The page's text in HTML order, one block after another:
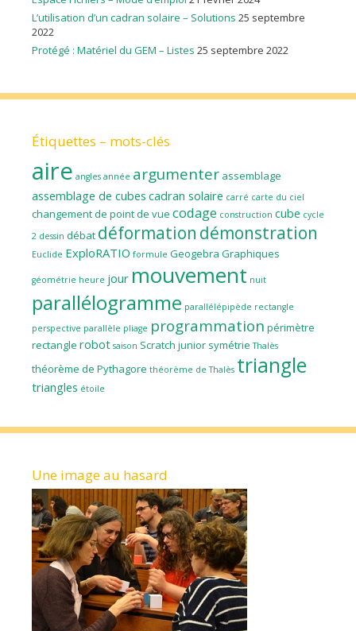
L’utilisation d’un cadran solaire – Solutions 25 septembre
2022
Protégé : Matériel du GEM – Listes 25 septembre 2022
Étiquettes – mots-clés
aire angles année argumenter assemblage
assemblage de cubes cadran solaire carré carte du ciel
changement de point de vue codage construction cube cycle
2 dessin débat déformation démonstration
Euclide ExploRATIO formule Geogebra Graphiques
géométrie heure jour mouvement nuit
parallélogramme parallélépipède rectangle
perspective parallèle pliage programmation périmètre
rectangle robot saison Scratch junior symétrie Thalès
théorème de Pythagore théorème de Thalès triangle
triangles étoile
Une image au hasard